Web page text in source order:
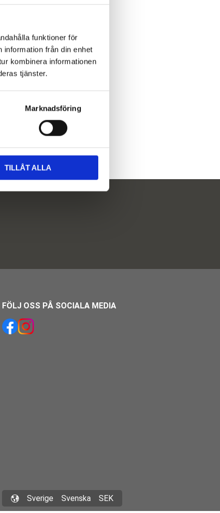
funktioner för
från din enhet
kombinera informationen
tjänster.
Marknadsföring
TILLÅT ALLA
FÖLJ OSS PÅ SOCIALA MEDIA
Sverige Svenska SEK